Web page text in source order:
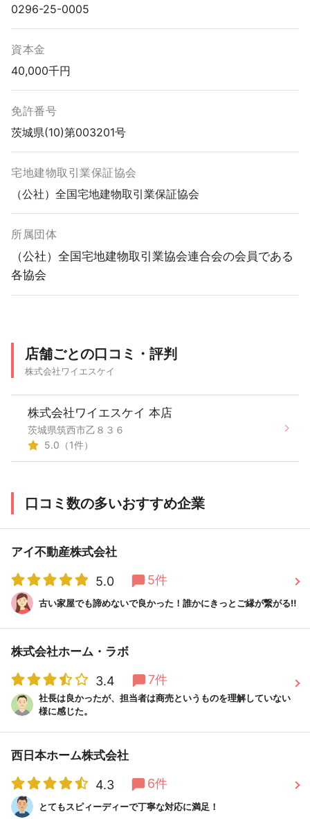
0296-25-0005
資本金
40,000千円
免許番号
茨城県(10)第003201号
宅地建物取引業保証協会
（公社）全国宅地建物取引業保証協会
所属団体
（公社）全国宅地建物取引業協会連合会の会員である
各協会
店舗ごとの口コミ・評判
株式会社ワイエスケイ
株式会社ワイエスケイ 本店
茨城県筑西市乙８３６
5.0（1件）
口コミ数の多いおすすめ企業
アイ不動産株式会社
5.0 5件
古い家屋でも諦めないで良かった！誰かにきっとご縁が繋がる‼︎
株式会社ホーム・ラボ
3.4 7件
社長は良かったが、担当者は商売というものを理解していない
様に感じた。
西日本ホーム株式会社
4.3 6件
とてもスピィーディーで丁寧な対応に満足！